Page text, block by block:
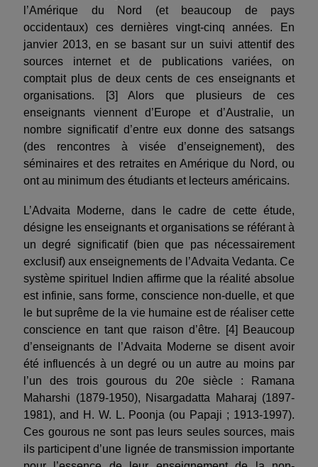
l’Amérique du Nord (et beaucoup de pays
occidentaux) ces dernières vingt-cinq années. En
janvier 2013, en se basant sur un suivi attentif des
sources internet et de publications variées, on
comptait plus de deux cents de ces enseignants et
organisations. [3] Alors que plusieurs de ces
enseignants viennent d’Europe et d’Australie, un
nombre significatif d’entre eux donne des satsangs
(des rencontres à visée d’enseignement), des
séminaires et des retraites en Amérique du Nord, ou
ont au minimum des étudiants et lecteurs américains.
L’Advaita Moderne, dans le cadre de cette étude,
désigne les enseignants et organisations se référant à
un degré significatif (bien que pas nécessairement
exclusif) aux enseignements de l’Advaita Vedanta. Ce
système spirituel Indien affirme que la réalité absolue
est infinie, sans forme, conscience non-duelle, et que
le but suprême de la vie humaine est de réaliser cette
conscience en tant que raison d’être. [4] Beaucoup
d’enseignants de l’Advaita Moderne se disent avoir
été influencés à un degré ou un autre au moins par
l’un des trois gourous du 20e siècle : Ramana
Maharshi (1879-1950), Nisargadatta Maharaj (1897-
1981), and H. W. L. Poonja (ou Papaji ; 1913-1997).
Ces gourous ne sont pas leurs seules sources, mais
ils participent d’une lignée de transmission importante